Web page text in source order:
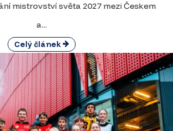
mistrovství světa 2027 mezi Českem
a...
Celý článek